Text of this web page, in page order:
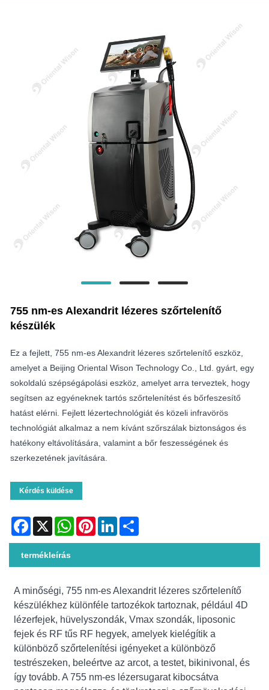
755 nm-es Alexandrit lézeres szőrtelenítő
készülék
Ez a fejlett, 755 nm-es Alexandrit lézeres szőrtelenítő eszköz,
amelyet a Beijing Oriental Wison Technology Co., Ltd. gyárt, egy
sokoldalú szépségápolási eszköz, amelyet arra terveztek, hogy
segítsen az egyéneknek tartós szőrtelenítést és bőrfeszesítő
hatást elérni. Fejlett lézertechnológiát és közeli infravörös
technológiát alkalmaz a nem kívánt szőrszálak biztonságos és
hatékony eltávolítására, valamint a bőr feszességének és
szerkezetének javítására.
Kérdés küldése
Facebook
X WhatsAppPinterestLinkedIn
termékleírás
A minőségi, 755 nm-es Alexandrit lézeres szőrtelenítő
készülékhez különféle tartozékok tartoznak, például 4D
lézerfejek, hüvelyszondák, Vmax szondák, liposonic
fejek és RF tűs RF hegyek, amelyek kielégítik a
különböző szőrtelenítési igényeket a különböző
testrészeken, beleértve az arcot, a testet, bikinivonal, és
így tovább. A 755 nm-es lézersugarat kibocsátva